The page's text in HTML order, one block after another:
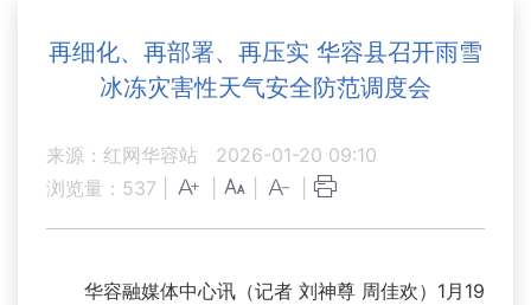
再细化、再部署、再压实 华容县召开雨雪
冰冻灾害性天气安全防范调度会
来源：红网华容站
2026-01-20 09:10
浏览量： 537
华容融媒体中心讯（记者 刘神尊 周佳欢）1月19